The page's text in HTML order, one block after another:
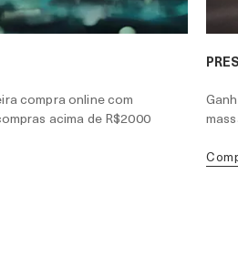
compra online com
acima de R$2000